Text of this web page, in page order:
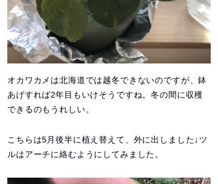
オカワカメは北海道では越冬できないのですが、鉢
あげすれば2年目もいけそうですね。冬の間に収穫
できるのもうれしい。
こちらは5月後半に植え替えて、外に出しました↓ツ
ルはアーチに絡むようにしてみました。